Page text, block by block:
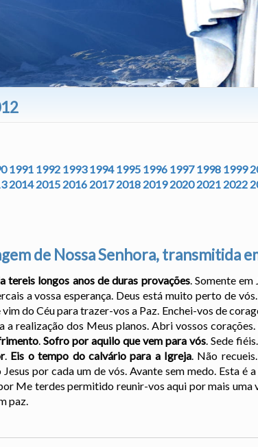
1991 1992 1993 1994 1995 1996 1997 1998 1999
2014 2015 2016 2017 2018 2019 2020 2021 2022
de Nossa Senhora, transmitida
tereis longos anos de duras provações. Somente
a vossa esperança. Deus está muito perto de
vim do Céu para trazer-vos a Paz. Enchei-vos de
a realização dos Meus planos. Abri vossos
. Sofro por aquilo que vem para vós. Sede fiéis.
. Eis o tempo do calvário para a Igreja. Não
por cada um de vós. Avante sem medo. Esta é
Me terdes permitido reunir-vos aqui por mais uma
paz.